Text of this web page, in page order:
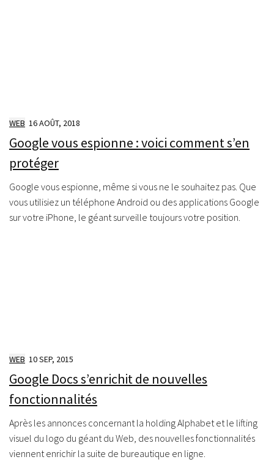
WEB 16 AOÛT, 2018
Google vous espionne : voici comment s’en
protéger
Google vous espionne, même si vous ne le souhaitez pas. Que
vous utilisiez un téléphone Android ou des applications Google
sur votre iPhone, le géant surveille toujours votre position.
WEB 10 SEP, 2015
Google Docs s’enrichit de nouvelles
fonctionnalités
Après les annonces concernant la holding Alphabet et le lifting
visuel du logo du géant du Web, des nouvelles fonctionnalités
viennent enrichir la suite de bureautique en ligne.